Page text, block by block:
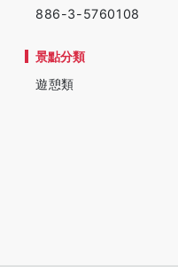
886-3-5760108
景點分類
遊憩類